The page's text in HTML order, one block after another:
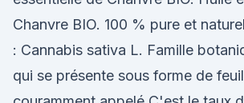
Chanvre BIO. 100 % pure et
: Cannabis sativa L. Famille
qui se présente sous forme de